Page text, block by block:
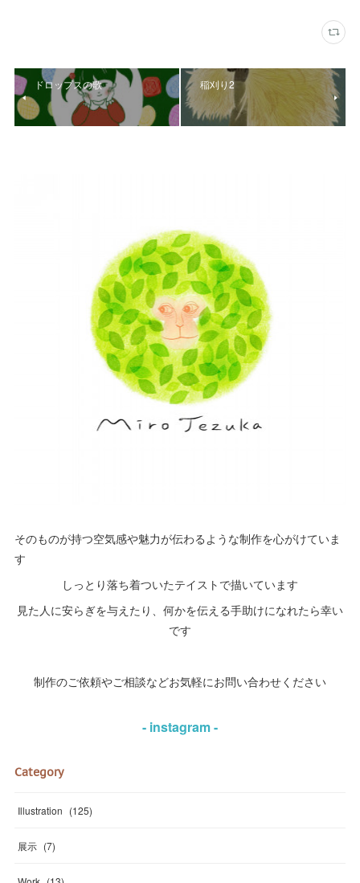
ドロップスの歌 稲刈り2
そのものが持つ空気感や魅力が伝わるような制作を心がけていま
す
しっとり落ち着ついたテイストで描いています
見た人に安らぎを与えたり、何かを伝える手助けになれたら幸い
です
制作のご依頼やご相談などお気軽にお問い合わせください
- instagram -
Category
Illustration (125)
展示 (7)